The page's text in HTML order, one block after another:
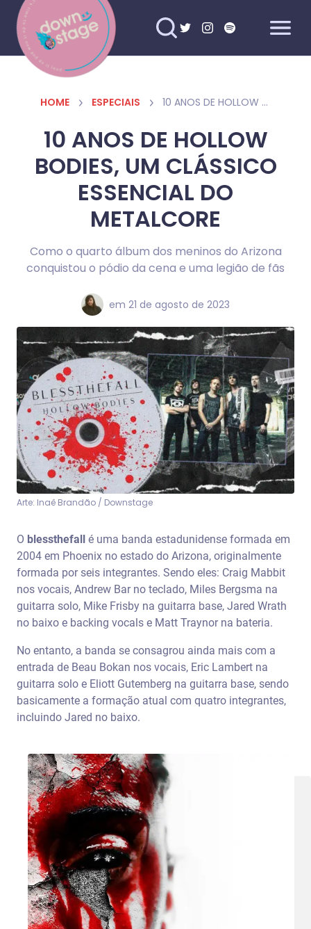
HOME ESPECIAIS 10 ANOS DE HOLLOW BODIES, UM CLÁSSICO ESSENCIAL DO METALCORE
10 ANOS DE HOLLOW
BODIES, UM CLÁSSICO
ESSENCIAL DO
METALCORE
Como o quarto álbum dos meninos do Arizona
conquistou o pódio da cena e uma legião de fãs
em 21 de agosto de 2023
Arte: Inaê Brandão / Downstage
O blessthefall é uma banda estadunidense formada em
2004 em Phoenix no estado do Arizona, originalmente
formada por seis integrantes. Sendo eles: Craig Mabbit
nos vocais, Andrew Bar no teclado, Miles Bergsma na
guitarra solo, Mike Frisby na guitarra base, Jared Wrath
no baixo e backing vocals e Matt Traynor na bateria.
No entanto, a banda se consagrou ainda mais com a
entrada de Beau Bokan nos vocais, Eric Lambert na
guitarra solo e Eliott Gutemberg na guitarra base, sendo
basicamente a formação atual com quatro integrantes,
incluindo Jared no baixo.